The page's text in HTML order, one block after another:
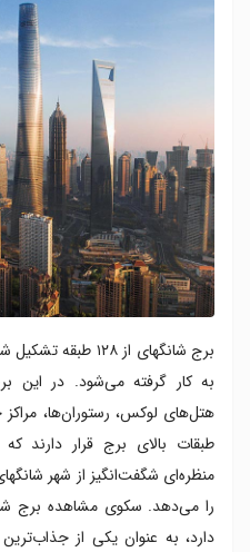
برج شانگهای از
به کار گرفته می‌شود. در این
هتل‌های لوکس، رستوران‌ها،
طبقات بالای برج قرار دارند
دارد، به عنوان یکی از